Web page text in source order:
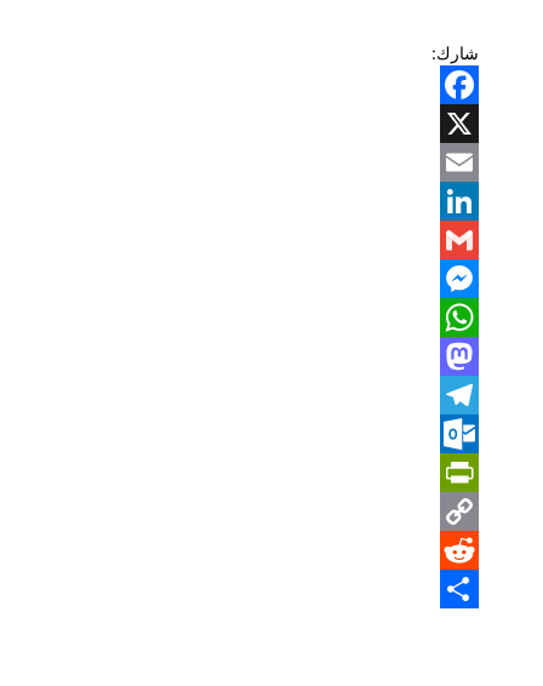
شارك:
Facebook
X
Email
LinkedIn
Gmail
Messenger
WhatsApp
Mastodon
Telegram
Outlook.com
PrintFriendly
Copy
Link
Reddit